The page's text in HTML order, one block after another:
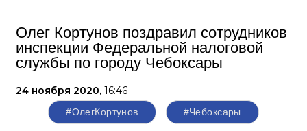
Олег Кортунов поздравил сотрудников
инспекции Федеральной налоговой
службы по городу Чебоксары
24 ноября 2020, 16:46
#ОлегКортунов #Чебоксары